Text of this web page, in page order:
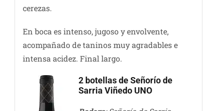
cerezas.
En boca es intenso, jugoso y envolvente,
acompañado de taninos muy agradables e
intensa acidez. Final largo.
2 botellas de Señorío de
Sarria Viñedo UNO